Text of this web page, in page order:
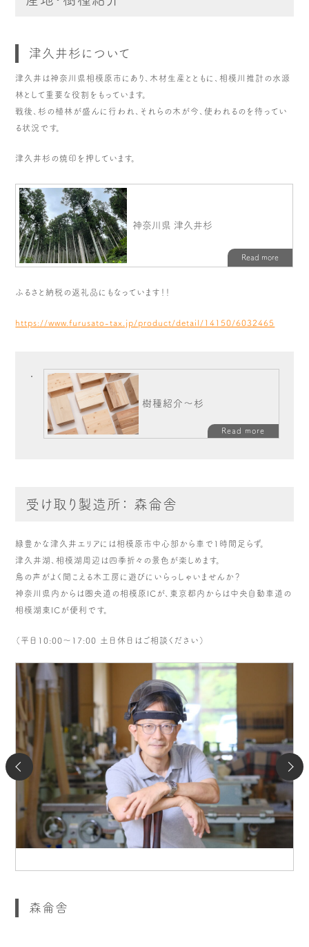
津久井杉について
津久井は神奈川県相模原市にあり、木材生産とともに、相模川推計の水源
林として重要な役割をもっています。
戦後、杉の植林が盛んに行われ、それらの木が今、使われるのを待ってい
る状況です。
津久井杉の焼印を押しています。
ふるさと納税の返礼品にもなっています！！
https://www.furusato-tax.jp/product/detail/14150/6032465
樹種紹介～杉
Read more
受け取り製造所： 森侖舎
緑豊かな津久井エリアには相模原市中心部から車で1時間足らず。
津久井湖、相模湖周辺は四季折々の景色が楽しめます。
鳥の声がよく聞こえる木工房に遊びにいらっしゃいませんか？
神奈川県内からは圏央道の相模原ICが、東京都内からは中央自動車道の
相模湖東ICが便利です。
（平日10:00〜17:00 土日休日はご相談ください）
森侖舎